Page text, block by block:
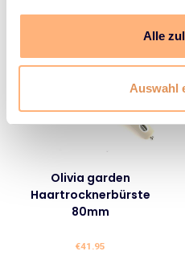
Alle
Auswahl
Olivia garden
Haartrocknerbürste
80mm
€41.95